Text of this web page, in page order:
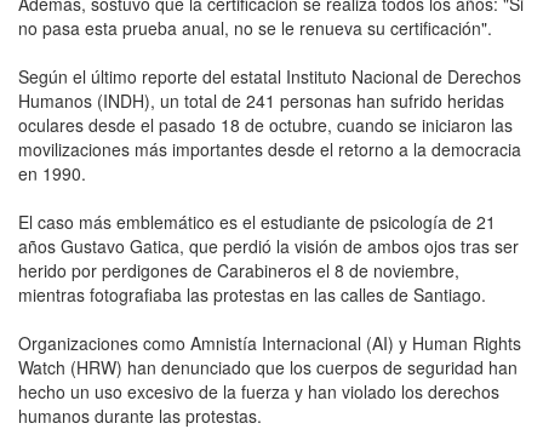
no pasa esta prueba anual, no se le renueva su certificación".
Según el último reporte del estatal Instituto Nacional de Derechos
Humanos (INDH), un total de 241 personas han sufrido heridas
oculares desde el pasado 18 de octubre, cuando se iniciaron las
movilizaciones más importantes desde el retorno a la democracia
en 1990.
El caso más emblemático es el estudiante de psicología de 21
años Gustavo Gatica, que perdió la visión de ambos ojos tras ser
herido por perdigones de Carabineros el 8 de noviembre,
mientras fotografiaba las protestas en las calles de Santiago.
Organizaciones como Amnistía Internacional (AI) y Human Rights
Watch (HRW) han denunciado que los cuerpos de seguridad han
hecho un uso excesivo de la fuerza y han violado los derechos
humanos durante las protestas.